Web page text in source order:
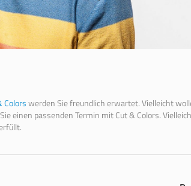
Colorswerden Sie freundlich erwartet. Vielleicht
einen passenden Termin mit Cut & Colors.